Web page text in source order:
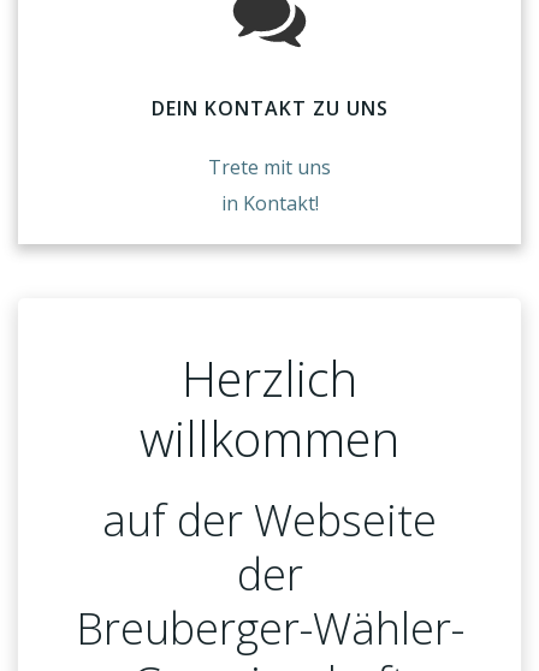
DEIN KONTAKT ZU UNS
Trete mit uns
in Kontakt!
Herzlich
willkommen
auf der Webseite
der
Breuberger-Wähler-